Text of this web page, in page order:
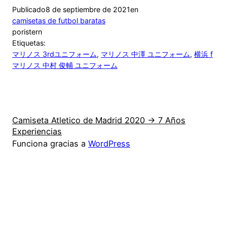
Publicado8 de septiembre de 2021en
camisetas de futbol baratas
poristern
Etiquetas:
マリノス 3rdユニフォーム, マリノス 中澤 ユニフォーム, 横浜 f
マリノス 中村 俊輔 ユニフォーム
Camiseta Atletico de Madrid 2020 → 7 Años
Experiencias
Funciona gracias a WordPress